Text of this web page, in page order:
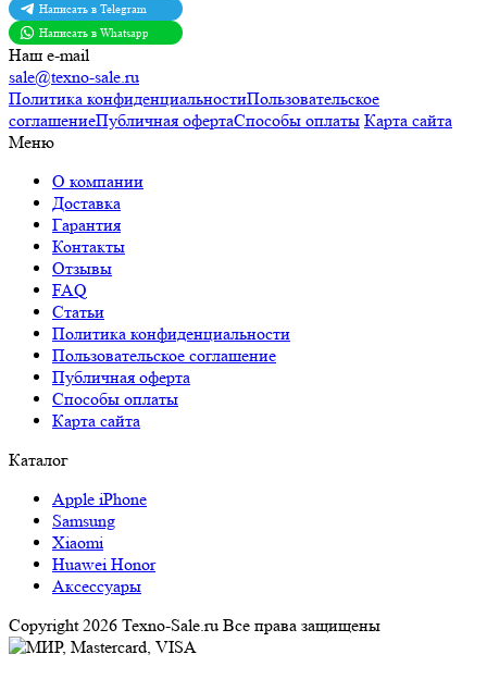
Написать в Telegram
Написать в Whatsapp
Наш e-mail
sale@texno-sale.ru
Политика конфиденциальностиПользовательское
соглашениеПубличная офертаСпособы оплаты Карта сайта
Меню
О компании
Доставка
Гарантия
Контакты
Отзывы
FAQ
Статьи
Политика конфиденциальности
Пользовательское соглашение
Публичная оферта
Способы оплаты
Карта сайта
Каталог
Apple iPhone
Samsung
Xiaomi
Huawei Honor
Аксессуары
Copyright 2026 Texno-Sale.ru Все права защищены